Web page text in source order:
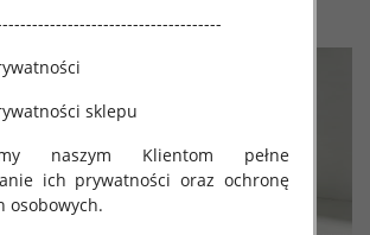
sklepu
naszym Klientom pełne
ich prywatności oraz ochronę
osobowych.